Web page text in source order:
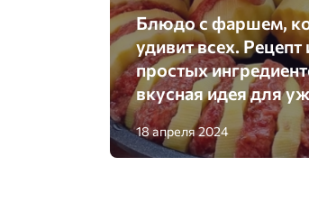
Блюдо с фаршем,
удивит всех. Рецепт
простых
вкусная идея для
18 апреля 2024